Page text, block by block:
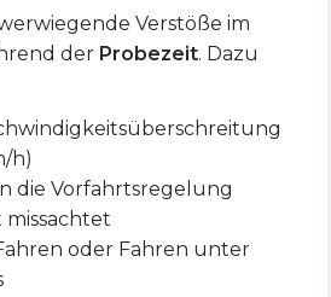
Verstöße im
der Probezeit. Dazu
h)
die Vorfahrtsregelung
oder Fahren unter